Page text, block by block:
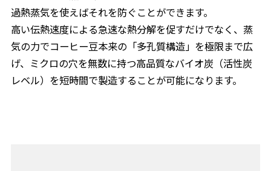
過熱蒸気を使えばそれを防ぐことができます。
高い伝熱速度による急速な熱分解を促すだけでなく、蒸
気の力でコーヒー豆本来の「多孔質構造」を極限まで広
げ、ミクロの穴を無数に持つ高品質なバイオ炭（活性炭
レベル）を短時間で製造することが可能になります。